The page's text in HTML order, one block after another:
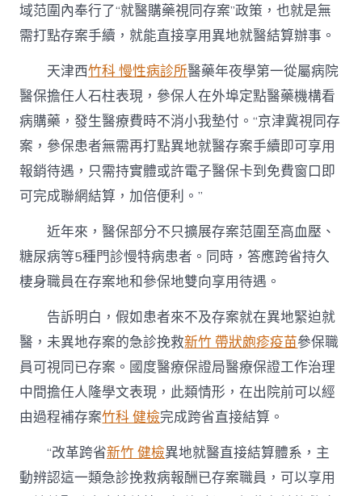
域范圍內奉行了“就醫購藥視同存案”政策，也就是無
需打點存案手續，就能直接享用異地就醫結算辦事。
天津西竹科 慢性病診所醫藥年夜學第一從屬病院
醫保擔任人石柱表現，參保人在外埠定點醫藥機構看
病購藥，發生醫療費時不消小我墊付。“京津冀視同存
案，參保患者無需再打點異地就醫存案手續即可享用
報銷待遇，只需持實體或許電子醫保卡到免費窗口即
可完成聯網結算，加倍便利。”
近年來，醫保部分不只擴展存案范圍至高血壓、
糖尿病等5種門診慢特病患者。同時，答應跨省持久
棲身職員在存案地和參保地雙向享用待遇。
告訴明白，假如患者來不及存案就在異地緊迫就
醫，未異地存案的急診挽救新竹 帶狀皰疹疫苗參保職
員可視同已存案。國度醫療保證局醫療保證工作治理
中間擔任人隆學文表現，此類情形，在出院前可以經
由過程補存案竹科 健檢完成跨省直接結算。
“改革跨省新竹 健檢異地就醫直接結算體系，主
動辨認這一類急診挽救病報酬已存案職員，可以享用